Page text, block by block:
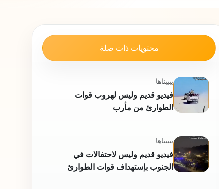
محتويات ذات صلة
يبيبناها
فيديو قديم وليس لهروب قوات
الطوارئ من مأرب
يبيبناها
فيديو قديم وليس لاحتفالات في
الجنوب بإستهداف قوات الطوارئ